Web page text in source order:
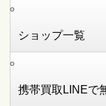
ショップ一覧
携帯買取LINEで